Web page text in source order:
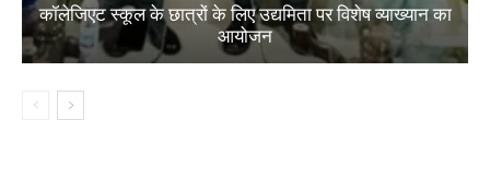
कॉलेजिएट स्कूल के छात्रों के लिए उद्यमिता पर विशेष व्याख्यान का
आयोजन